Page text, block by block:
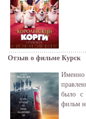
Отзыв о фильме Курск
Именно
было с
фильм